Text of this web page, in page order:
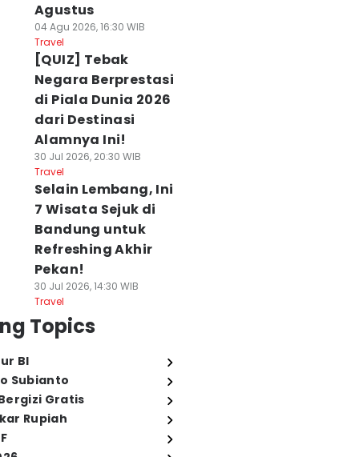
Agustus
04 Agu 2026, 16:30 WIB
Travel
[QUIZ] Tebak
Negara Berprestasi
di Piala Dunia 2026
dari Destinasi
Alamnya Ini!
30 Jul 2026, 20:30 WIB
Travel
Selain Lembang, Ini
7 Wisata Sejuk di
Bandung untuk
Refreshing Akhir
Pekan!
30 Jul 2026, 14:30 WIB
Travel
Topics
BI
Subianto
Gratis
Rupiah